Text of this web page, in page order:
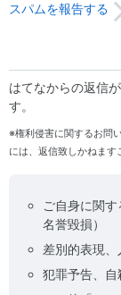
スパムを報告する
はてなからの返信
す。
※権利侵害に関するお問
には、返信致しかねます
ご自身に関
名誉毀損）
差別的表現
犯罪予告、自